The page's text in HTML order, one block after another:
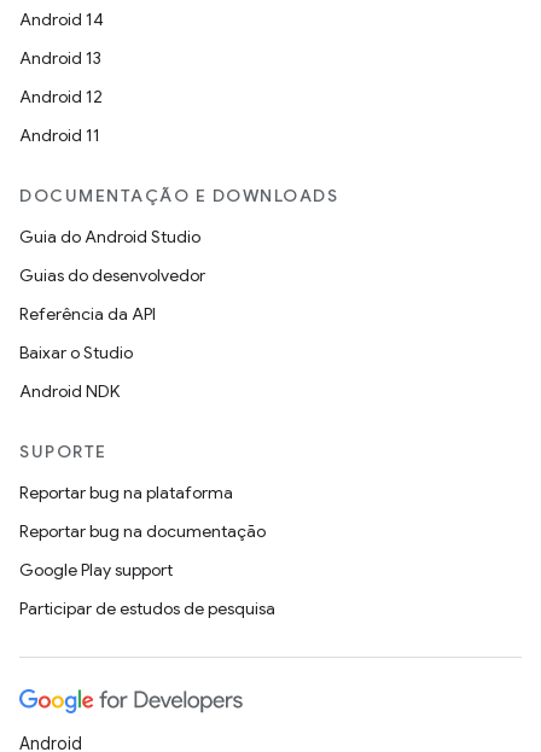
Android 14
Android 13
Android 12
Android 11
DOCUMENTAÇÃO E DOWNLOADS
Guia do Android Studio
Guias do desenvolvedor
Referência da API
Baixar o Studio
Android NDK
SUPORTE
Reportar bug na plataforma
Reportar bug na documentação
Google Play support
Participar de estudos de pesquisa
Android